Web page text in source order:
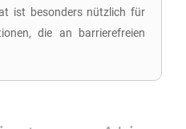
ist besonders nützlich für
die an barrierefreien